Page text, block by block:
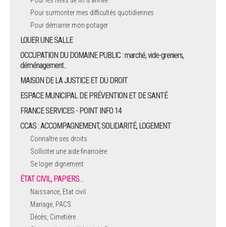
Pour surmonter mes difficultés quotidiennes
Pour démarrer mon potager
LOUER UNE SALLE
OCCUPATION DU DOMAINE PUBLIC : marché, vide-greniers,
déménagement...
MAISON DE LA JUSTICE ET DU DROIT
ESPACE MUNICIPAL DE PRÉVENTION ET DE SANTÉ
FRANCE SERVICES - POINT INFO 14
CCAS : ACCOMPAGNEMENT, SOLIDARITÉ, LOGEMENT
Connaître ses droits
Solliciter une aide financière
Se loger dignement
ÉTAT CIVIL, PAPIERS…
Naissance, Etat civil
Mariage, PACS
Décès, Cimetière